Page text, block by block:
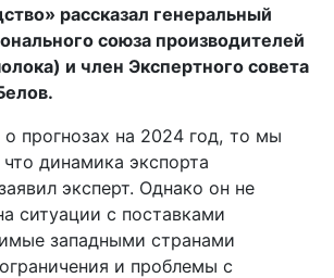
рассказал генеральный
союза производителей
и член Экспертного совета
о прогнозах на 2024 год, то мы
динамика экспорта
эксперт. Однако он не
ситуации с поставками
западными странами
и проблемы с